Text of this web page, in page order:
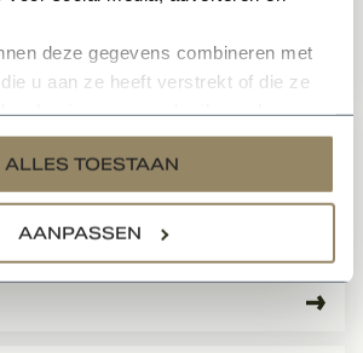
deze gegevens combineren met
u aan ze heeft verstrekt of die ze
ALLES TOESTAAN
AANPASSEN
Dakpan Oude Holle blauw
per pallet